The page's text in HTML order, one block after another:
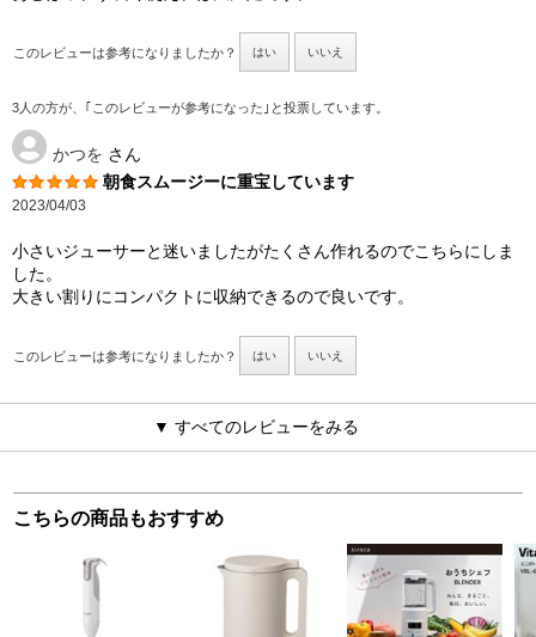
このレビューは参考になりましたか？ はい いいえ
3人の方が、｢このレビューが参考になった｣と投票しています。
かつを さん
朝食スムージーに重宝しています
2023/04/03
小さいジューサーと迷いましたがたくさん作れるのでこちらにしま
した。
大きい割りにコンパクトに収納できるので良いです。
このレビューは参考になりましたか？ はい いいえ
▼ すべてのレビューをみる
こちらの商品もおすすめ